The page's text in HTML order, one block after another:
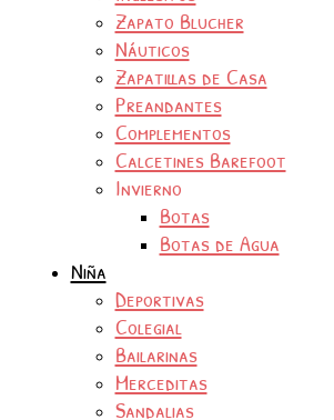
Zapato Blucher
Náuticos
Zapatillas de Casa
Preandantes
Complementos
Calcetines Barefoot
Invierno
Botas
Botas de Agua
Niña
Deportivas
Colegial
Bailarinas
Merceditas
Sandalias